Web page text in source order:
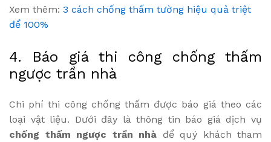
Xem thêm: 3 cách chống thấm tường hiệu quả triệt
để 100%
4. Báo giá thi công chống thấm
ngược trần nhà
Chi phí thi công chống thấm được báo giá theo các
loại vật liệu. Dưới đây là thông tin báo giá dịch vụ
chống thấm ngược trần nhà để quý khách tham